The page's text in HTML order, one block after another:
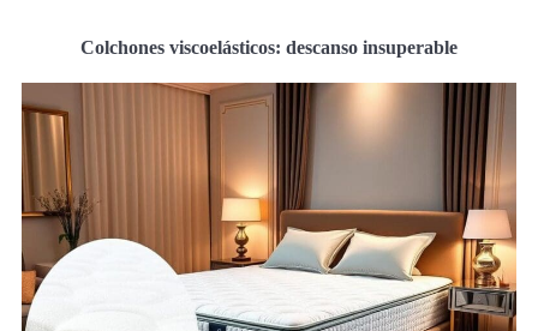
Colchones viscoelásticos: descanso insuperable